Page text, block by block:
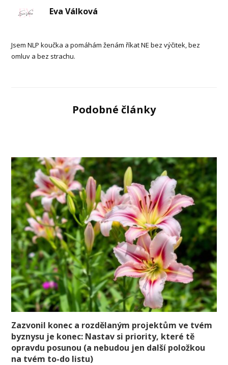
Eva Válková
Jsem NLP koučka a pomáhám ženám říkat NE bez výčitek, bez
omluv a bez strachu.
Podobné články
Zazvonil konec a rozdělaným projektům ve tvém
byznysu je konec: Nastav si priority, které tě
opravdu posunou (a nebudou jen další položkou
na tvém to-do listu)